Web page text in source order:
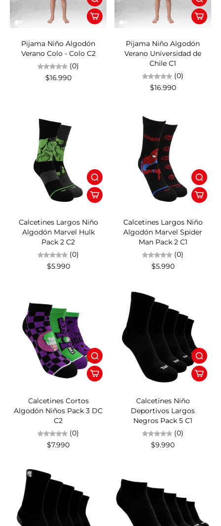
Pijama Niño Algodón
Verano Colo - Colo C2
(0)
$16.990
Pijama Niño Algodón
Verano Universidad de
Chile C1
(0)
$16.990
Calcetines Largos Niño
Algodón Marvel Hulk
Pack 2 C2
(0)
$5.990
Calcetines Largos Niño
Algodón Marvel Spider
Man Pack 2 C1
(0)
$5.990
Calcetines Cortos
Algodón Niños Pack 3 DC
C2
(0)
$7.990
Calcetines Niño
Deportivos Largos
Negros Pack 5 C1
(0)
$9.990